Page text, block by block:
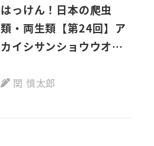
はっけん！日本の爬虫
類・両生類【第24回】ア
カイシサンショウウオ
(Matsui, Kokuryo,
関 慎太郎